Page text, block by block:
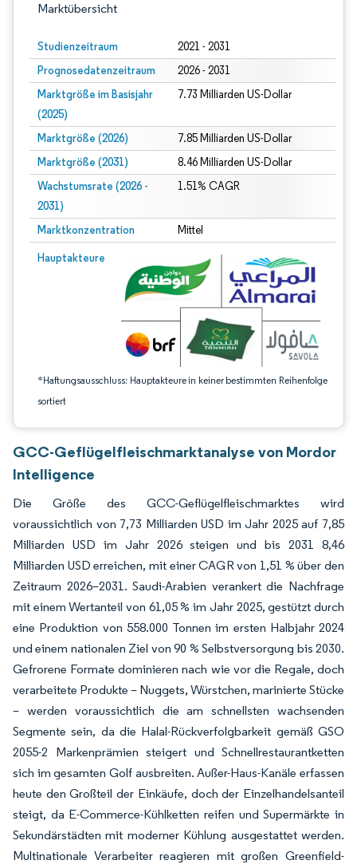
Marktübersicht
Studienzeitraum 2021 - 2031
Prognosedatenzeitraum 2026 - 2031
Marktgröße im Basisjahr
(2025)
7.73 Milliarden US-Dollar
Marktgröße (2026) 7.85 Milliarden US-Dollar
Marktgröße (2031) 8.46 Milliarden US-Dollar
Wachstumsrate (2026 -
2031)
1.51% CAGR
Marktkonzentration Mittel
Hauptakteure
*Haftungsausschluss: Hauptakteure in keiner bestimmten Reihenfolge
sortiert
Bild © Mordor Intelligence. Wiederverwendung erfordert Namensnennung
GCC-Geflügelfleischmarktanalyse von Mordor
Intelligence
Die Größe des GCC-Geflügelfleischmarktes wird
voraussichtlich von 7,73 Milliarden USD im Jahr 2025 auf 7,85
Milliarden USD im Jahr 2026 steigen und bis 2031 8,46
Milliarden USD erreichen, mit einer CAGR von 1,51 % über den
Zeitraum 2026–2031. Saudi-Arabien verankert die Nachfrage
mit einem Wertanteil von 61,05 % im Jahr 2025, gestützt durch
eine Produktion von 558.000 Tonnen im ersten Halbjahr 2024
und einem nationalen Ziel von 90 % Selbstversorgung bis 2030.
Gefrorene Formate dominieren nach wie vor die Regale, doch
verarbeitete Produkte – Nuggets, Würstchen, marinierte Stücke
– werden voraussichtlich die am schnellsten wachsenden
Segmente sein, da die Halal-Rückverfolgbarkeit gemäß GSO
2055-2 Markenprämien steigert und Schnellrestaurantketten
sich im gesamten Golf ausbreiten. Außer-Haus-Kanäle erfassen
heute den Großteil der Einkäufe, doch der Einzelhandelsanteil
steigt, da E-Commerce-Kühlketten reifen und Supermärkte in
Sekundärstädten mit moderner Kühlung ausgestattet werden.
Multinationale Verarbeiter reagieren mit großen Greenfield-